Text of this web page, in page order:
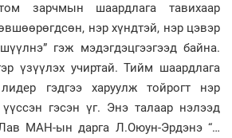
зарчмын шаардлага тавихаар
нэр хүндтэй, нэр цэвэр
гэж мэдэгдэцгээгээд байна.
үзүүлэх учиртай. Тийм шаардлага
гэдгээ харуулж тойрогт нэр
гэсэн үг. Энэ талаар нэлээд
Лав МАН-ын дарга Л.Оюун-Эрдэнэ “…